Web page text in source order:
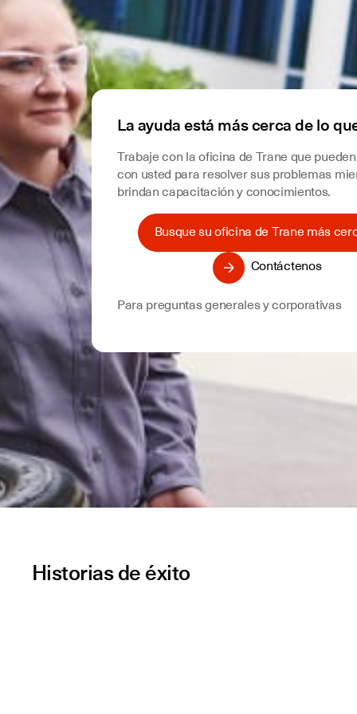
La ayuda está más cerca de lo
Trabaje con la oficina de Trane que
con usted para resolver sus problemas
brindan capacitación y conocimientos.
Busque su oficina de Trane más
Contáctenos
Para preguntas generales y corporativas
Historias de éxito